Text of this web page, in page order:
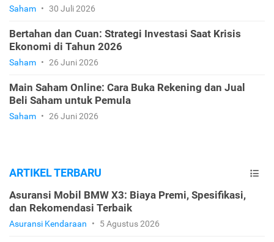
Saham • 30 Juli 2026
Bertahan dan Cuan: Strategi Investasi Saat Krisis
Ekonomi di Tahun 2026
Saham • 26 Juni 2026
Main Saham Online: Cara Buka Rekening dan Jual
Beli Saham untuk Pemula
Saham • 26 Juni 2026
ARTIKEL TERBARU
Asuransi Mobil BMW X3: Biaya Premi, Spesifikasi,
dan Rekomendasi Terbaik
Asuransi Kendaraan • 5 Agustus 2026